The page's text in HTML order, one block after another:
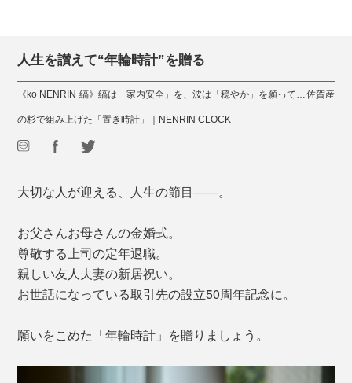
人生を讃えて“年輪時計”を贈る
《ko NENRIN 縞》縞は「家内安全」を、波は「穏やか」を願って…佐賀産
の杉で組み上げた「置き時計」｜NENRIN CLOCK
大切な人が迎える、人生の節目――。
お父さんお母さんの金婚式。
尊敬する上司の定年退職。
親しい友人夫妻の新居祝い。
お世話になっている取引先の設立50周年記念に。
願いをこめた「年輪時計」を贈りましょう。